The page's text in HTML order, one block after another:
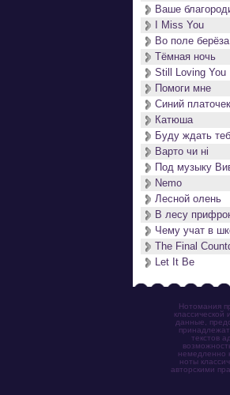
Ваше
I Miss You
Во поле
Тёмная ночь
Still Loving You
Помоги мне
Синий платочек
Катюша
Буду ждать
Варто чи нi
Под музыку
Nemo
Лесной олень
В лесу
Чему учат в
The Final
Let It Be
Нотомания
данные,
текстов
немедленно
ноты
авторскими